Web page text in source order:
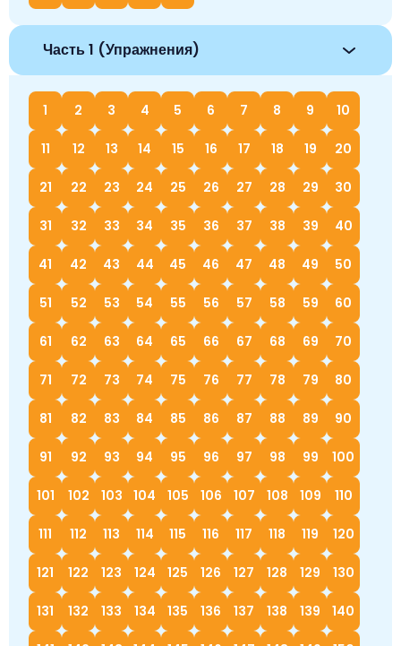
Часть 1 (Упражнения)
1 2 3 4 5 6 7 8 9 10
11 12 13 14 15 16 17 18 19 20
21 22 23 24 25 26 27 28 29 30
31 32 33 34 35 36 37 38 39 40
41 42 43 44 45 46 47 48 49 50
51 52 53 54 55 56 57 58 59 60
61 62 63 64 65 66 67 68 69 70
71 72 73 74 75 76 77 78 79 80
81 82 83 84 85 86 87 88 89 90
91 92 93 94 95 96 97 98 99 100
101 102 103 104 105 106 107 108 109 110
111 112 113 114 115 116 117 118 119 120
121 122 123 124 125 126 127 128 129 130
131 132 133 134 135 136 137 138 139 140